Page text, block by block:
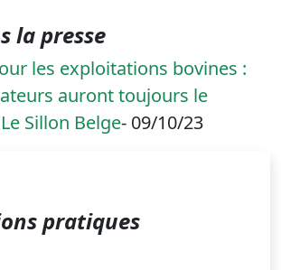
la presse
les exploitations bovines :
auront toujours le
Sillon Belge- 09/10/23
pratiques